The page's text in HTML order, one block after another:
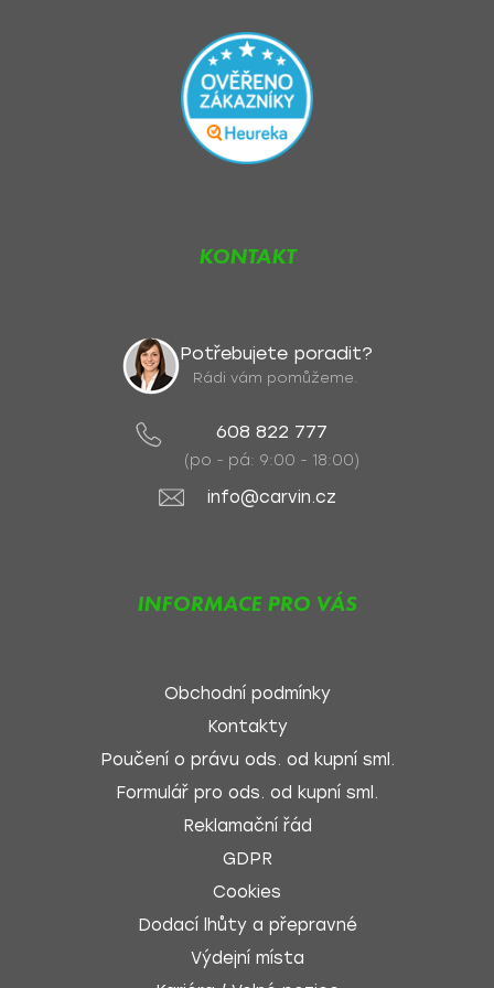
KONTAKT
Potřebujete poradit?
Rádi vám pomůžeme.
608 822 777
(po - pá: 9:00 - 18:00)
info@carvin.cz
INFORMACE PRO VÁS
Obchodní podmínky
Kontakty
Poučení o právu ods. od kupní sml.
Formulář pro ods. od kupní sml.
Reklamační řád
GDPR
Cookies
Dodací lhůty a přepravné
Výdejní místa